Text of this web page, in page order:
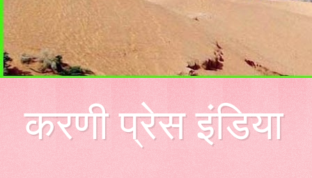
करणी प्रेस इंडिया